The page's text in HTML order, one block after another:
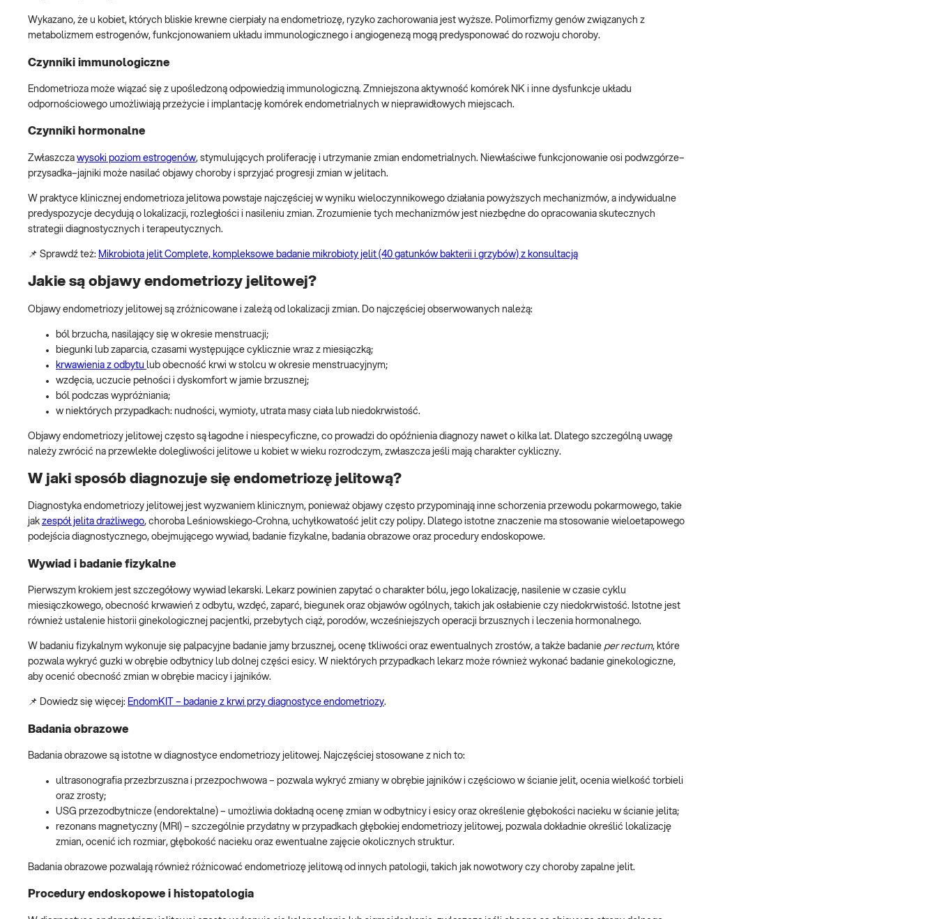
Wykazano, że u kobiet, których bliskie krewne cierpiały na endometriozę, ryzyko zachorowania jest wyższe. Polimorfizmy genów związanych z
metabolizmem estrogenów, funkcjonowaniem układu immunologicznego i angiogenezą mogą predysponować do rozwoju choroby.
Czynniki immunologiczne
Endometrioza może wiązać się z upośledzoną odpowiedzią immunologiczną. Zmniejszona aktywność komórek NK i inne dysfunkcje układu
odpornościowego umożliwiają przeżycie i implantację komórek endometrialnych w nieprawidłowych miejscach.
Czynniki hormonalne
Zwłaszcza wysoki poziom estrogenów, stymulujących proliferację i utrzymanie zmian endometrialnych. Niewłaściwe funkcjonowanie osi podwzgórze–
przysadka–jajniki może nasilać objawy choroby i sprzyjać progresji zmian w jelitach.
W praktyce klinicznej endometrioza jelitowa powstaje najczęściej w wyniku wieloczynnikowego działania powyższych mechanizmów, a indywidualne
predyspozycje decydują o lokalizacji, rozległości i nasileniu zmian. Zrozumienie tych mechanizmów jest niezbędne do opracowania skutecznych
strategii diagnostycznych i terapeutycznych.
📌 Sprawdź też: Mikrobiota jelit Complete, kompleksowe badanie mikrobioty jelit (40 gatunków bakterii i grzybów) z konsultacją
Jakie są objawy endometriozy jelitowej?
Objawy endometriozy jelitowej są zróżnicowane i zależą od lokalizacji zmian. Do najczęściej obserwowanych należą:
ból brzucha, nasilający się w okresie menstruacji;
biegunki lub zaparcia, czasami występujące cyklicznie wraz z miesiączką;
krwawienia z odbytu lub obecność krwi w stolcu w okresie menstruacyjnym;
wzdęcia, uczucie pełności i dyskomfort w jamie brzusznej;
ból podczas wypróżniania;
w niektórych przypadkach: nudności, wymioty, utrata masy ciała lub niedokrwistość.
Objawy endometriozy jelitowej często są łagodne i niespecyficzne, co prowadzi do opóźnienia diagnozy nawet o kilka lat. Dlatego szczególną uwagę
należy zwrócić na przewlekłe dolegliwości jelitowe u kobiet w wieku rozrodczym, zwłaszcza jeśli mają charakter cykliczny.
W jaki sposób diagnozuje się endometriozę jelitową?
Diagnostyka endometriozy jelitowej jest wyzwaniem klinicznym, ponieważ objawy często przypominają inne schorzenia przewodu pokarmowego, takie
jak zespół jelita drażliwego, choroba Leśniowskiego-Crohna, uchyłkowatość jelit czy polipy. Dlatego istotne znaczenie ma stosowanie wieloetapowego
podejścia diagnostycznego, obejmującego wywiad, badanie fizykalne, badania obrazowe oraz procedury endoskopowe.
Wywiad i badanie fizykalne
Pierwszym krokiem jest szczegółowy wywiad lekarski. Lekarz powinien zapytać o charakter bólu, jego lokalizację, nasilenie w czasie cyklu
miesiączkowego, obecność krwawień z odbytu, wzdęć, zaparć, biegunek oraz objawów ogólnych, takich jak osłabienie czy niedokrwistość. Istotne jest
również ustalenie historii ginekologicznej pacjentki, przebytych ciąż, porodów, wcześniejszych operacji brzusznych i leczenia hormonalnego.
W badaniu fizykalnym wykonuje się palpacyjne badanie jamy brzusznej, ocenę tkliwości oraz ewentualnych zrostów, a także badanie per rectum, które
pozwala wykryć guzki w obrębie odbytnicy lub dolnej części esicy. W niektórych przypadkach lekarz może również wykonać badanie ginekologiczne,
aby ocenić obecność zmian w obrębie macicy i jajników.
📌 Dowiedz się więcej: EndomKIT – badanie z krwi przy diagnostyce endometriozy.
Badania obrazowe
Badania obrazowe są istotne w diagnostyce endometriozy jelitowej. Najczęściej stosowane z nich to:
ultrasonografia przezbrzuszna i przezpochwowa – pozwala wykryć zmiany w obrębie jajników i częściowo w ścianie jelit, ocenia wielkość torbieli
oraz zrosty;
USG przezodbytnicze (endorektalne) – umożliwia dokładną ocenę zmian w odbytnicy i esicy oraz określenie głębokości nacieku w ścianie jelita;
rezonans magnetyczny (MRI) – szczególnie przydatny w przypadkach głębokiej endometriozy jelitowej, pozwala dokładnie określić lokalizację
zmian, ocenić ich rozmiar, głębokość nacieku oraz ewentualne zajęcie okolicznych struktur.
Badania obrazowe pozwalają również różnicować endometriozę jelitową od innych patologii, takich jak nowotwory czy choroby zapalne jelit.
Procedury endoskopowe i histopatologia